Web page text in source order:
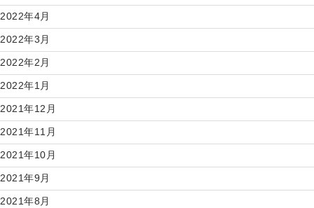
2022年4月
2022年3月
2022年2月
2022年1月
2021年12月
2021年11月
2021年10月
2021年9月
2021年8月